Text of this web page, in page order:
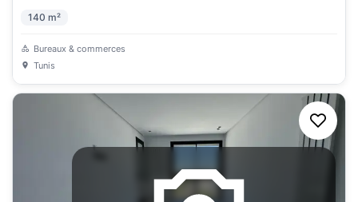
140 m²
Bureaux & commerces
Tunis